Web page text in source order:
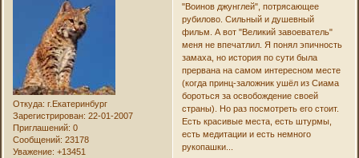
Откуда: г.Екатеринбург
Зарегистрирован: 22-01-2007
Приглашений: 0
Сообщений: 23178
Уважение: +13451
"Воинов джунглей", потрясающее
рубилово. Сильный и душевный
фильм. А вот "Великий завоеватель"
меня не впечатлил. Я понял эпичность
замаха, но история по сути была
прервана на самом интересном месте
(когда принц-заложник ушёл из Сиама
бороться за освобождение своей
страны). Но раз посмотреть его стоит.
Есть красивые места, есть штурмы,
есть медитации и есть немного
рукопашки...